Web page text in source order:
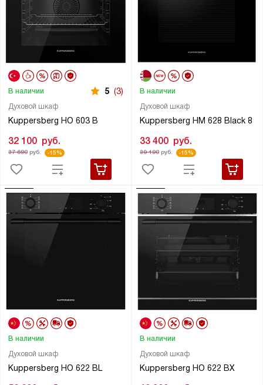
Духовой шкаф
Kuppersberg HO 603 B
В наличии 5 (3)
32 100 руб.
37 690руб. -15%
Духовой шкаф
Kuppersberg HM 628 Black 8
В наличии
33 400 руб.
39 190руб. -15%
Духовой шкаф
Kuppersberg HO 622 BL
В наличии
Духовой шкаф
Kuppersberg HO 622 BX
В наличии